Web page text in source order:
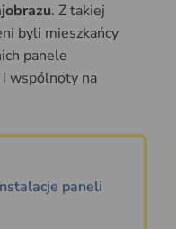
. Z takiej
byli mieszkańcy
panele
i wspólnoty na
paneli